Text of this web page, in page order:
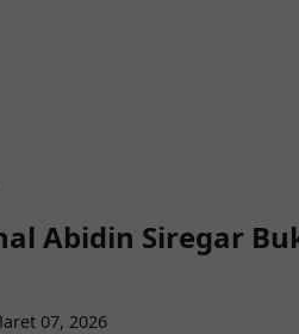
Abidin Siregar
07, 2026